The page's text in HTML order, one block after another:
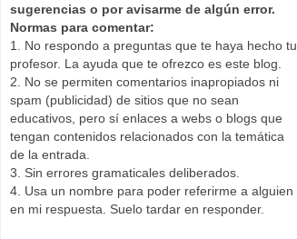
sugerencias o por avisarme de algún error.
Normas para comentar:
1. No respondo a preguntas que te haya hecho tu
profesor. La ayuda que te ofrezco es este blog.
2. No se permiten comentarios inapropiados ni
spam (publicidad) de sitios que no sean
educativos, pero sí enlaces a webs o blogs que
tengan contenidos relacionados con la temática
de la entrada.
3. Sin errores gramaticales deliberados.
4. Usa un nombre para poder referirme a alguien
en mi respuesta. Suelo tardar en responder.